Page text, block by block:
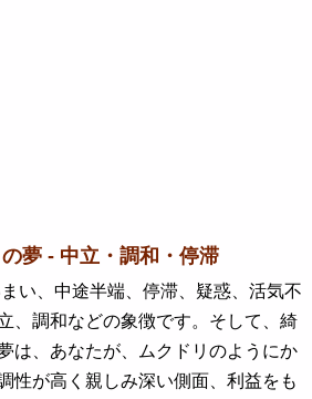
夢 - 中立・調和・停滞
い、中途半端、停滞、疑惑、活気不
、調和などの象徴です。そして、綺
は、あなたが、ムクドリのようにか
性が高く親しみ深い側面、利益をも